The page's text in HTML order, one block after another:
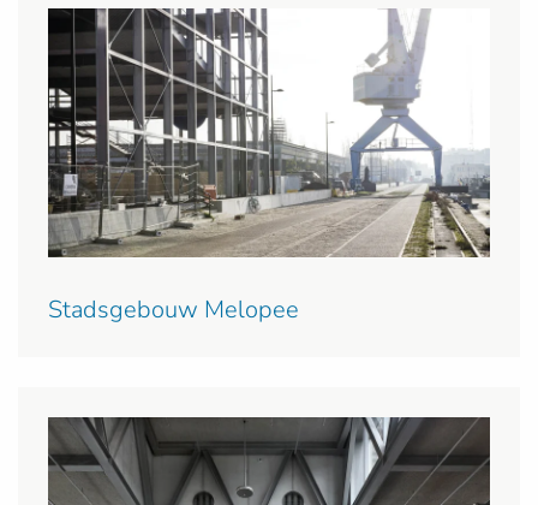
Stadsgebouw Melopee